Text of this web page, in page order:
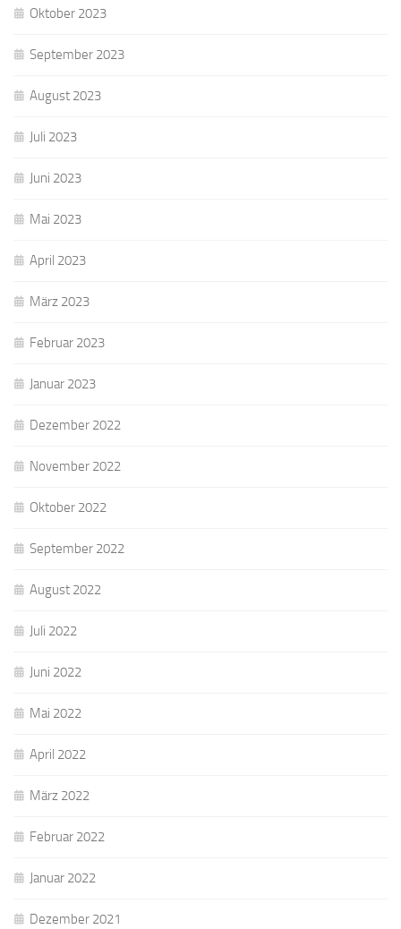
Oktober 2023
September 2023
August 2023
Juli 2023
Juni 2023
Mai 2023
April 2023
März 2023
Februar 2023
Januar 2023
Dezember 2022
November 2022
Oktober 2022
September 2022
August 2022
Juli 2022
Juni 2022
Mai 2022
April 2022
März 2022
Februar 2022
Januar 2022
Dezember 2021